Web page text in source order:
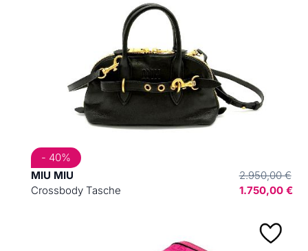
MIU MIU
Crossbody Tasche
2.950,00 €
1.750,00 €
- 40%